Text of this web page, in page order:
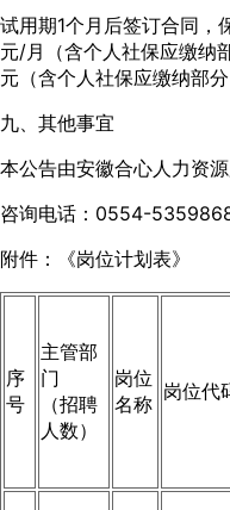
试用期1个月后签订合同，
元/月（含个人社保应缴纳
元（含个人社保应缴纳部分
九、其他事宜
本公告由安徽合心人力资
咨询电话：0554-
附件：《岗位计划表》
序
号
主管部
门
（招聘
人数）
岗位
名称
岗位代